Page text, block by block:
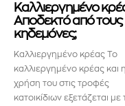
προϊόντα και
αγοράς.
Για να εγγραφείτε,
στον ιστότοπό μας ή
παρακάτω. Μην
Καλλιεργημένο
Αποδεκτό από τους
κηδεμόνες;
Καλλιεργημένο κρέας Το
καλλιεργημένο κρέας και η
χρήση του στις τροφές
κατοικίδιων εξετάζεται με